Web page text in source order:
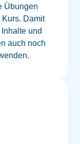
Übungen
Damit
und
auch noch